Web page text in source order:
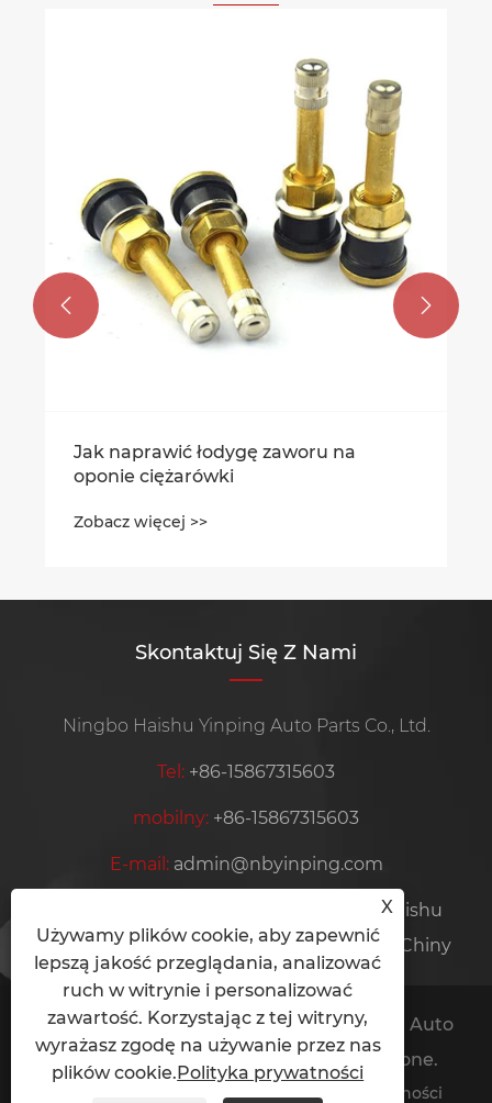
samochodowych jest tak ważny?
 
Skontaktuj Się Z Nami
Ningbo Haishu Yinping Auto Parts Co., Ltd.
Tel: +86-15867315603
mobilny: +86-15867315603
E-mail: admin@nbyinping.com
Taoyuan Village, Hengjie Town, Haishu
District, Ningbo City, Prowincja Zhejiang, Chiny
Copyright © 2024 Ningbo Haishu Yinping Auto
Parts Co., Ltd. Wszelkie prawa zastrzeżone.
Polityka prywatności
X
Używamy plików cookie, aby zapewnić
lepszą jakość przeglądania, analizować
ruch w witrynie i personalizować
zawartość. Korzystając z tej witryny,
wyrażasz zgodę na używanie przez nas
plików cookie.Polityka prywatności